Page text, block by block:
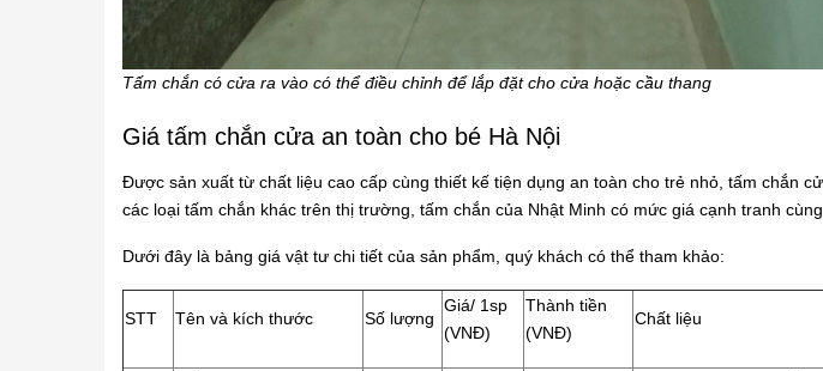
Tấm chắn có cửa ra vào có thể điều chỉnh để lắp đặt cho cửa hoặc cầu thang
Giá tấm chắn cửa an toàn cho bé Hà Nội
Được sản xuất từ chất liệu cao cấp cùng thiết kế tiện dụng an toàn cho trẻ nhỏ, tấm chắn
các loại tấm chắn khác trên thị trường, tấm chắn của Nhật Minh có mức giá cạnh tranh
Dưới đây là bảng giá vật tư chi tiết của sản phẩm, quý khách có thể tham khảo:
STT Tên và kích thước Số lượng
Giá/ 1sp
(VNĐ)
Thành tiền
(VNĐ)
Chất liệu